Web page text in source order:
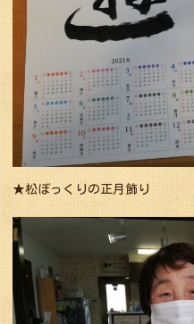
★松ぼっくりの正月飾り